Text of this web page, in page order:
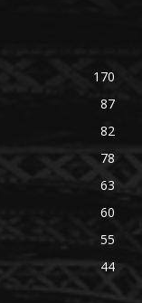
170
87
82
78
63
60
55
44